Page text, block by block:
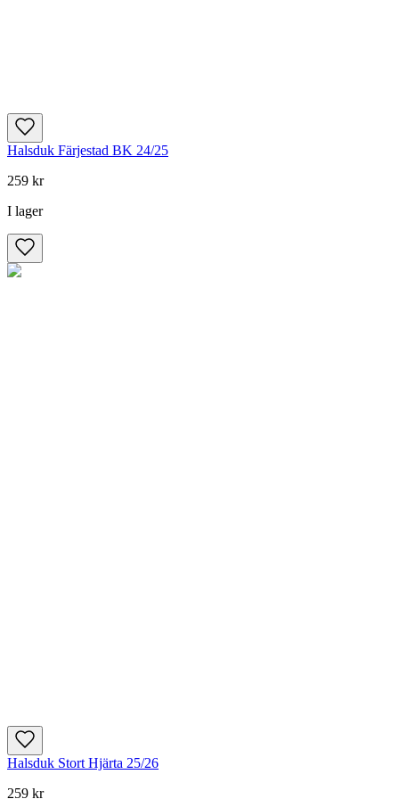
Halsduk Färjestad BK 24/25
259 kr
I lager
Halsduk Stort Hjärta 25/26
259 kr